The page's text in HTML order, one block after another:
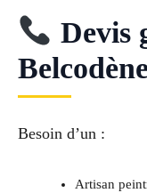
Devis
Besoin d’un :
Artisan